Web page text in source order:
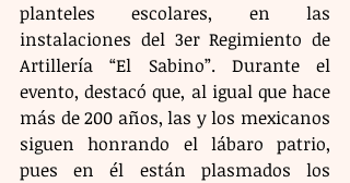
planteles escolares, en las
instalaciones del 3er Regimiento de
Artillería “El Sabino”. Durante el
evento, destacó que, al igual que hace
más de 200 años, las y los mexicanos
siguen honrando el lábaro patrio,
pues en él están plasmados los